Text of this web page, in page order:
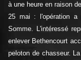
à une heure en raison
25 mai : l'opération a
Somme. L'intéressé
enlever Bethencourt
peloton de chasseur.